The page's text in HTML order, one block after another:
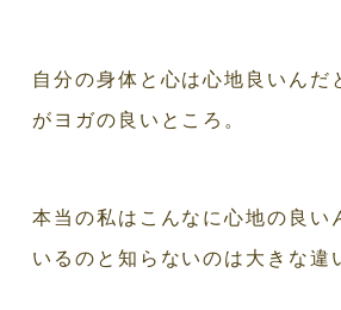
自分の身体と心は心地良いんだ
がヨガの良いところ。
本当の私はこんなに心地の良い
いるのと知らないのは大きな違